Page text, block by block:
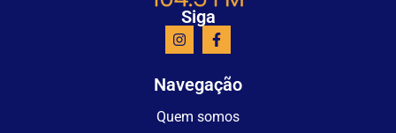
Siga
Navegação
Quem somos